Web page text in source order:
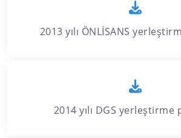
2013 yılı ÖNLİSANS
2014 yılı DGS yerleştirme